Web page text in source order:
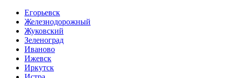
Егорьевск
Железнодорожный
Жуковский
Зеленоград
Иваново
Ижевск
Иркутск